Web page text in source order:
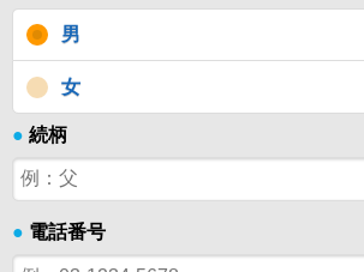
男
女
● 続柄
● 電話番号